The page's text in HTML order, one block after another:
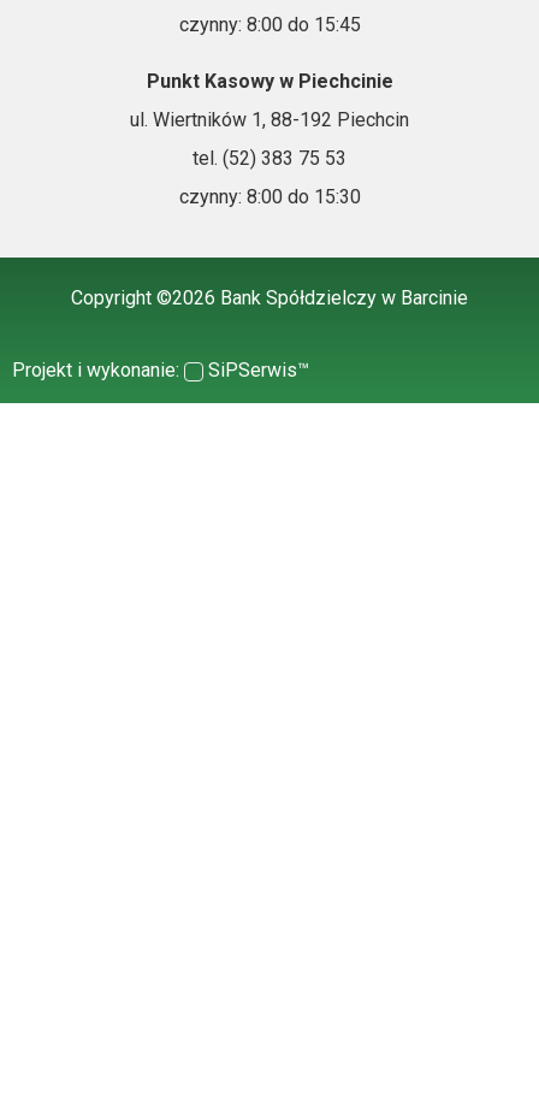
czynny: 8:00 do 15:45
Punkt Kasowy w Piechcinie
ul. Wiertników 1, 88-192 Piechcin
tel. (52) 383 75 53
czynny: 8:00 do 15:30
Copyright ©2026 Bank Spółdzielczy w Barcinie
Projekt i wykonanie: SiPSerwis™